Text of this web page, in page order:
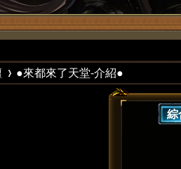
●來都來了天堂-介紹●
綜